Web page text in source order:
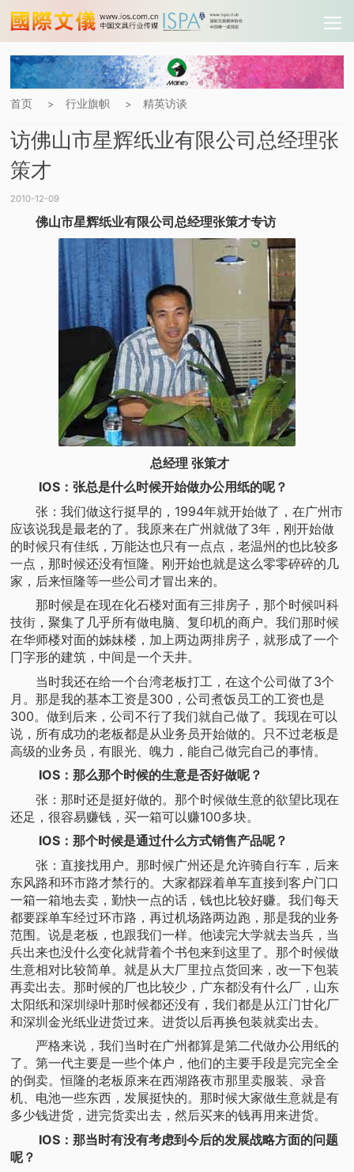
首页 > 行业旗帜 > 精英访谈
访佛山市星辉纸业有限公司总经理张
策才
2010-12-09
佛山市星辉纸业有限公司总经理张策才专访
总经理 张策才
IOS：张总是什么时候开始做办公用纸的呢？
张：我们做这行挺早的，1994年就开始做了，在广州市
应该说我是最老的了。我原来在广州就做了3年，刚开始做
的时候只有佳纸，万能达也只有一点点，老温州的也比较多
一点，那时候还没有恒隆。刚开始也就是这么零零碎碎的几
家，后来恒隆等一些公司才冒出来的。
那时候是在现在化石楼对面有三排房子，那个时候叫科
技街，聚集了几乎所有做电脑、复印机的商户。我们那时候
在华师楼对面的姊妹楼，加上两边两排房子，就形成了一个
冂字形的建筑，中间是一个天井。
当时我还在给一个台湾老板打工，在这个公司做了3个
月。那是我的基本工资是300，公司煮饭员工的工资也是
300。做到后来，公司不行了我们就自己做了。我现在可以
说，所有成功的老板都是从业务员开始做的。只不过老板是
高级的业务员，有眼光、魄力，能自己做完自己的事情。
IOS：那么那个时候的生意是否好做呢？
张：那时还是挺好做的。那个时候做生意的欲望比现在
还足，很容易赚钱，买一箱可以赚100多块。
IOS：那个时候是通过什么方式销售产品呢？
张：直接找用户。那时候广州还是允许骑自行车，后来
东风路和环市路才禁行的。大家都踩着单车直接到客户门口
一箱一箱地去卖，勤快一点的话，钱也比较好赚。我们每天
都要踩单车经过环市路，再过机场路两边跑，那是我的业务
范围。说是老板，也跟我们一样。他读完大学就去当兵，当
兵出来也没什么变化就背着个书包来到这里了。那个时候做
生意相对比较简单。就是从大厂里拉点货回来，改一下包装
再卖出去。那时候的厂也比较少，广东都没有什么厂，山东
太阳纸和深圳绿叶那时候都还没有，我们都是从江门甘化厂
和深圳金光纸业进货过来。进货以后再换包装就卖出去。
严格来说，我们当时在广州都算是第二代做办公用纸的
了。第一代主要是一些个体户，他们的主要手段是完完全全
的倒卖。恒隆的老板原来在西湖路夜市那里卖服装、录音
机、电池一些东西，发展挺快的。那时候大家做生意就是有
多少钱进货，进完货卖出去，然后买来的钱再用来进货。
IOS：那当时有没有考虑到今后的发展战略方面的问题
呢？